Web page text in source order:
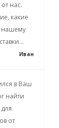
нас.
какие
нашему
Иван
в Ваш
найти
от